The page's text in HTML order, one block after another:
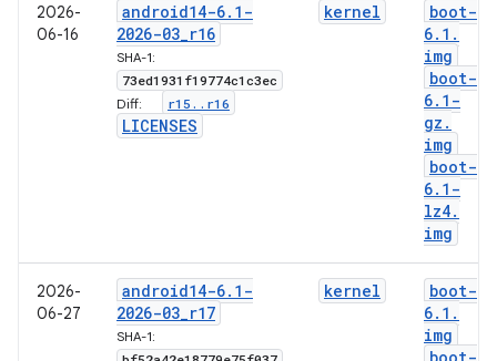
2026-
06-16
android14-6. 1-
2026-03_r16
SHA-1:
73ed1931f19774c1c3ec
Diff: r15 . . r16
LICENSES
kernel
boot-
6. 1 .
img
boot-
6. 1-
gz .
img
boot-
6. 1-
lz4.
img
2026-
06-27
android14-6. 1-
2026-03_r17
SHA-1:
kernel
boot-
6. 1 .
img